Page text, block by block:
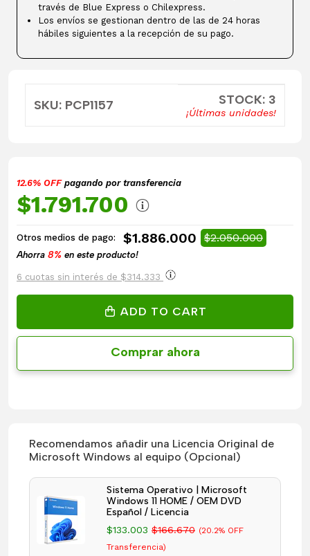
través de Blue Express o Chilexpress.
Los envíos se gestionan dentro de las de 24 horas
hábiles siguientes a la recepción de su pago.
SKU: PCP1157 STOCK: 3
¡Últimas unidades!
12.6% OFFpagando por transferencia
$1.791.700
Otros medios de pago: $1.886.000 $2.050.000
Ahorra 8% en este producto!
6 cuotas sin interés de $314.333
ADD TO CART
Comprar ahora
Recomendamos añadir una Licencia Original de
Microsoft Windows al equipo (Opcional)
Sistema Operativo | Microsoft
Windows 11 HOME / OEM DVD
Español / Licencia
$133.003 $166.670 (20.2% OFF
Transferencia)